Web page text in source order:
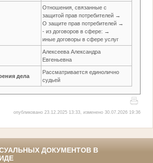
Отношения, связанные с
защитой прав потребителей →
О защите прав потребителей →
- из договоров в сфере: →
иные договоры в сфере услуг
Алексеева Александра
Евгеньевна
дела
Рассматривается единолично
судьей
опубликовано 23.12.2025 13:33, изменено 30.07.2026 19:36
ДОКУМЕНТОВ В